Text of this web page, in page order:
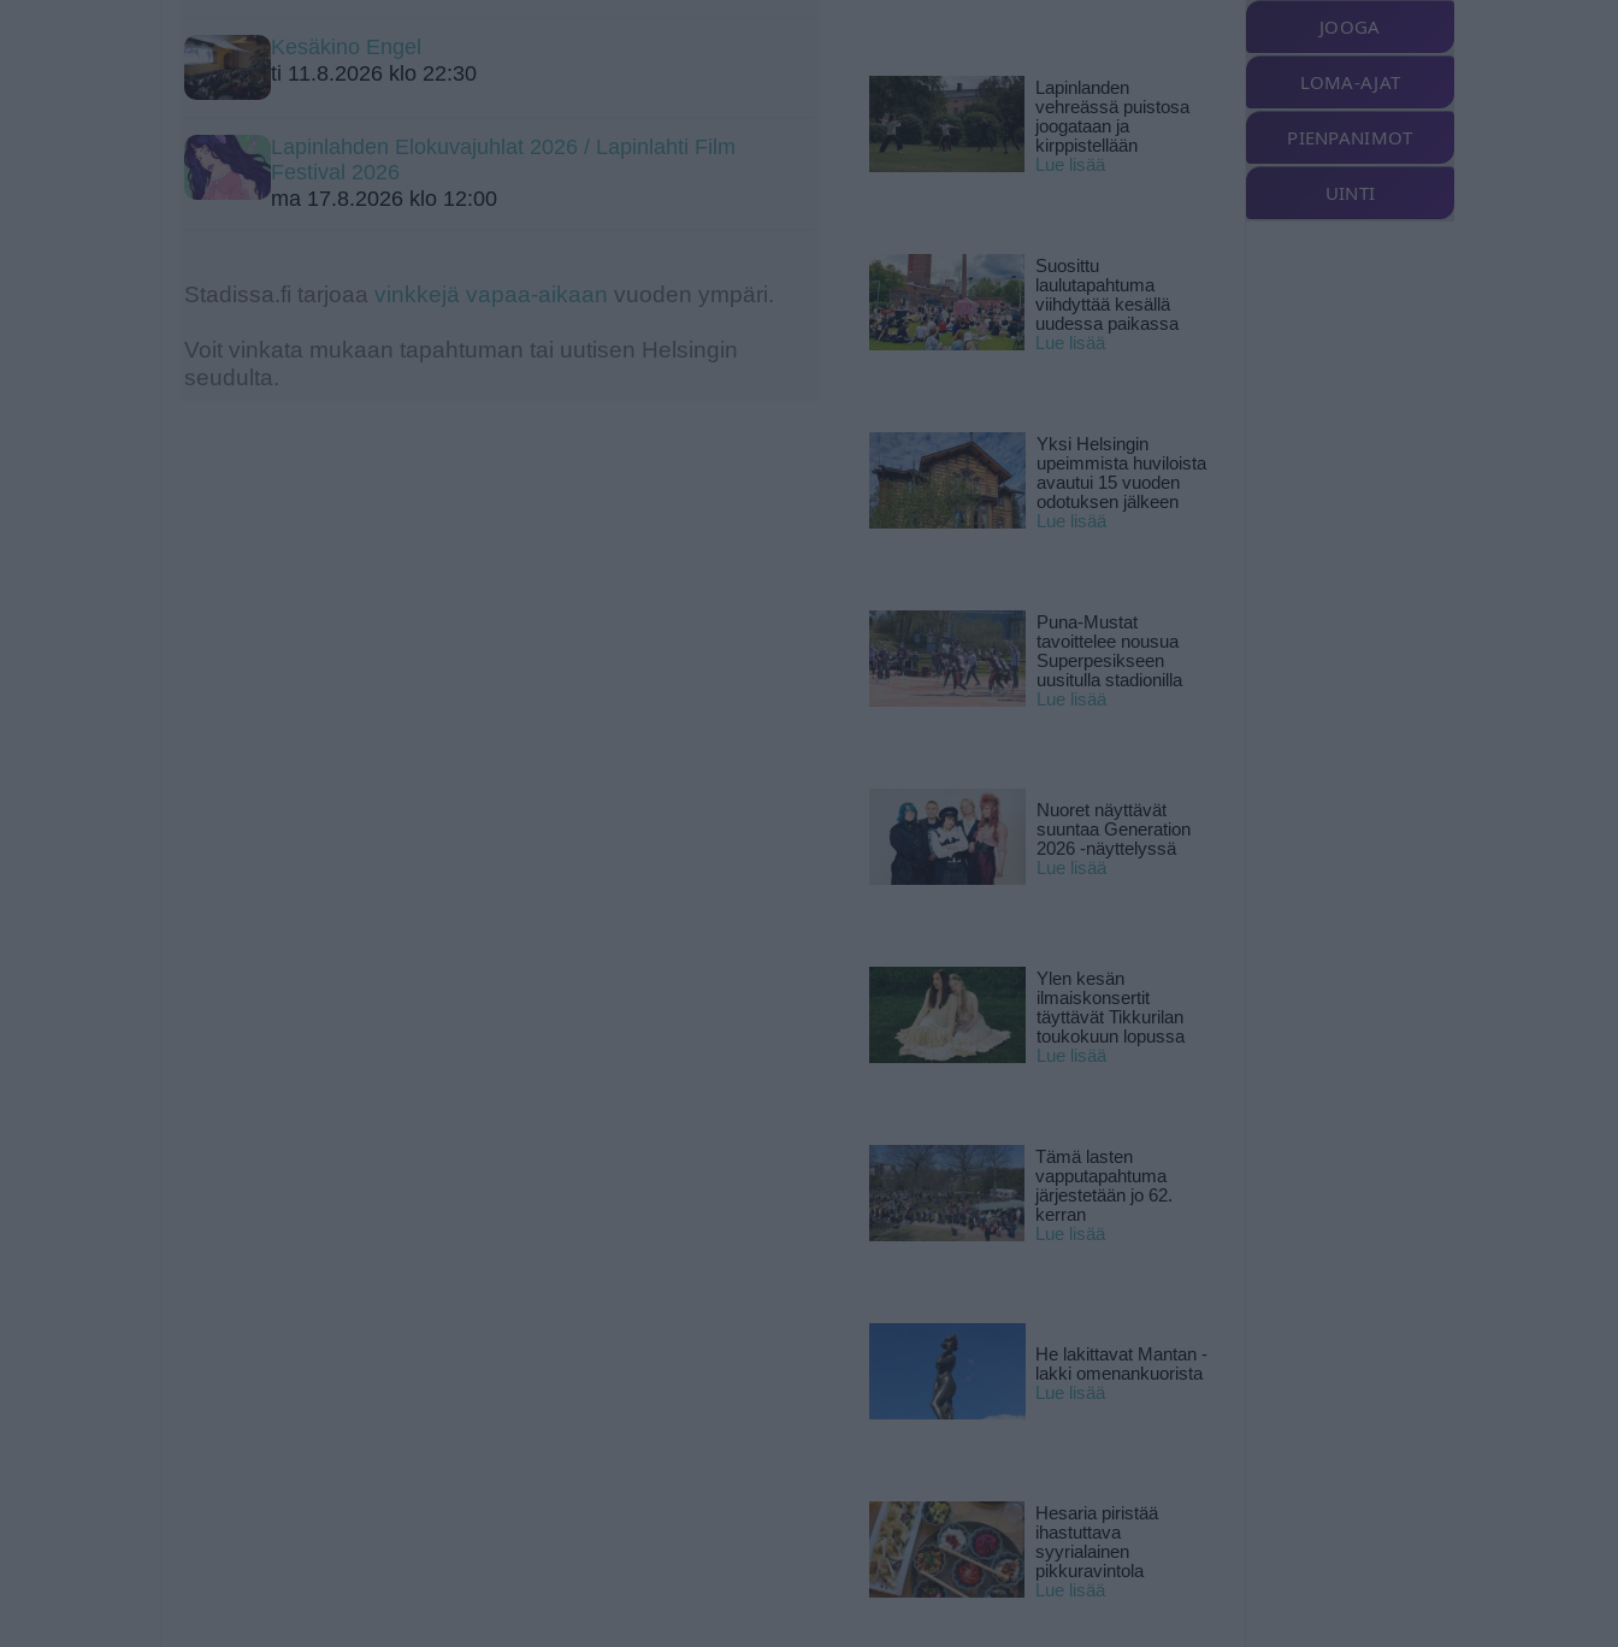
Kesäkino Engel
ti 11.8.2026 klo 22:30
Lapinlahden Elokuvajuhlat 2026 / Lapinlahti Film
Festival 2026
ma 17.8.2026 klo 12:00
Stadissa.fi tarjoaa vinkkejä vapaa-aikaan vuoden ympäri.
Voit vinkata mukaan tapahtuman tai uutisen Helsingin
seudulta.
Lapinlanden
vehreässä puistosa
joogataan ja
kirppistellään
Lue lisää
Suosittu
laulutapahtuma
viihdyttää kesällä
uudessa paikassa
Lue lisää
Yksi Helsingin
upeimmista huviloista
avautui 15 vuoden
odotuksen jälkeen
Lue lisää
Puna-Mustat
tavoittelee nousua
Superpesikseen
uusitulla stadionilla
Lue lisää
Nuoret näyttävät
suuntaa Generation
2026 -näyttelyssä
Lue lisää
Ylen kesän
ilmaiskonsertit
täyttävät Tikkurilan
toukokuun lopussa
Lue lisää
Tämä lasten
vapputapahtuma
järjestetään jo 62.
kerran
Lue lisää
He lakittavat Mantan -
lakki omenankuorista
Lue lisää
Hesaria piristää
ihastuttava
syyrialainen
pikkuravintola
Lue lisää
JOOGA
LOMA-AJAT
PIENPANIMOT
UINTI